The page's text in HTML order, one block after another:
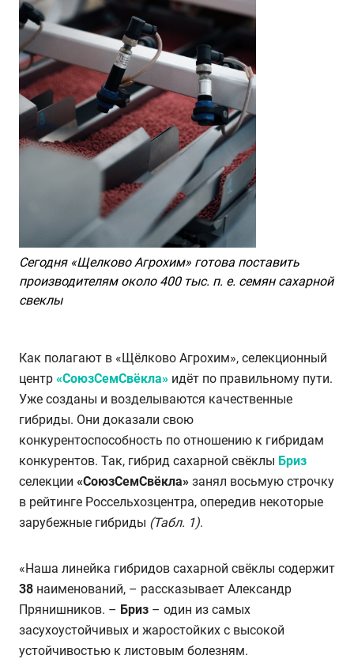
Сегодня «Щелково Агрохим» готова поставить
производителям около 400 тыс. п. е. семян сахарной
свеклы
Как полагают в «Щёлково Агрохим», селекционный
центр «СоюзСемСвёкла» идёт по правильному пути.
Уже созданы и возделываются качественные
гибриды. Они доказали свою
конкурентоспособность по отношению к гибридам
конкурентов. Так, гибрид сахарной свёклы Бриз
селекции «СоюзСемСвёкла» занял восьмую строчку
в рейтинге Россельхозцентра, опередив некоторые
зарубежные гибриды (Табл. 1).
«Наша линейка гибридов сахарной свёклы содержит
38 наименований, – рассказывает Александр
Прянишников. – Бриз – один из самых
засухоустойчивых и жаростойких с высокой
устойчивостью к листовым болезням.